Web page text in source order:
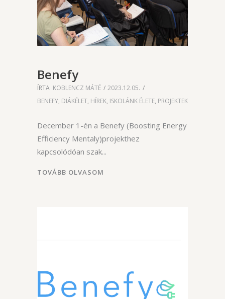
Benefy
ÍRTA KOBLENCZ MÁTÉ
2023.12.05.
BENEFY, DIÁKÉLET, HÍREK, ISKOLÁNK ÉLETE, PROJEKTEK
December 1-én a Benefy (Boosting Energy
Efficiency Mentaly)projekthez
kapcsolódóan szak
TOVÁBB OLVASOM